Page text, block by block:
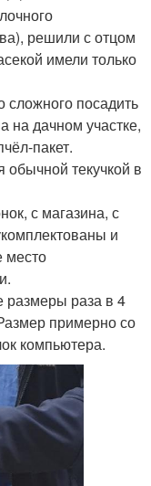
решили с отцом
имели только
сложного посадить
на дачном участке,
пакет.
текучкой в
с магазина, с
и
место
размеры раза в 4
примерно со
компьютера.